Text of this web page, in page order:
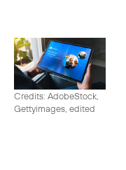
Credits: AdobeStock,
Gettyimages, edited